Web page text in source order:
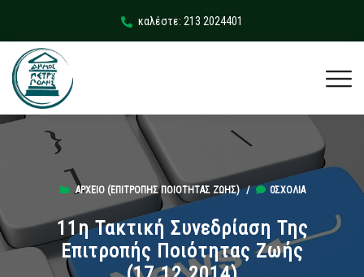
καλέστε: 213 2024401
ΑΡΧΕΊΟ (ΕΠΙΤΡΟΠΉΣ ΠΟΙΌΤΗΤΑΣ ΖΩΉΣ)/ 0ΣΧΌΛΙΑ
11η Τακτική Συνεδρίαση Της
Επιτροπής Ποιότητας Ζωής